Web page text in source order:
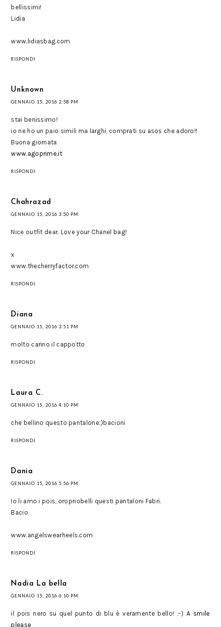
bellissimi!
Lidia
www.lidiasbag.com
RISPONDI
Unknown
GENNAIO 15, 2016 2:58 PM
stai benissimo!
io ne ho un paio simili ma larghi, comprati su asos che adoro!!
Buona giornata
www.agoprime.it
RISPONDI
Chahrazad
GENNAIO 15, 2016 3:50 PM
Nice outfit dear. Love your Chanel bag!
x
www.thecherryfactor.com
RISPONDI
Diana
GENNAIO 15, 2016 3:51 PM
molto carino il cappotto
RISPONDI
Laura C.
GENNAIO 15, 2016 4:10 PM
che bellino questo pantalone;)bacioni
RISPONDI
Dania
GENNAIO 15, 2016 5:56 PM
Io li amo i pois, oropriobelli questi pantaloni Fabri.
Bacio
www.angelswearheels.com
RISPONDI
Nadia La bella
GENNAIO 15, 2016 6:10 PM
il pois nero su quel punto di blu è veramente bello! :-)A smile
please